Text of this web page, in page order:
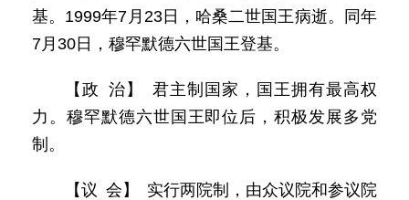
基。1999年7月23日，哈桑二世国王病逝。同年
7月30日，穆罕默德六世国王登基。
【政 治】 君主制国家，国王拥有最高权
力。穆罕默德六世国王即位后，积极发展多党
制。
【议 会】 实行两院制，由众议院和参议院